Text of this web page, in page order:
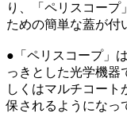
り、「ペリスコープ
ための簡単な蓋が付
●「ペリスコープ」
っきとした光学機器
しくはマルチコート
保されるようになっ